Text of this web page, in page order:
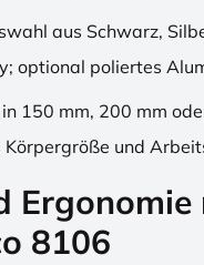
aus Schwarz,
optional poliertes
150 mm, 200 mm
und
Ergonomie
8106